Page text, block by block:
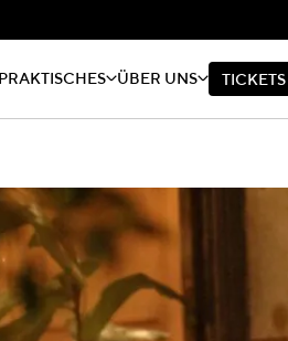
PRAKTISCHES ÜBER UNS IC K E TS
TICKETS